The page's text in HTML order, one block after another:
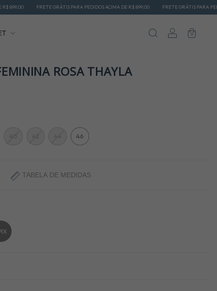
GRÁTIS PARA PEDIDOS ACIMA DE R$ 899,00 FRETE GRÁTIS PARA PEDIDOS ACIMA DE
0
ROSA THAYLA
46
TABELA DE MEDIDAS